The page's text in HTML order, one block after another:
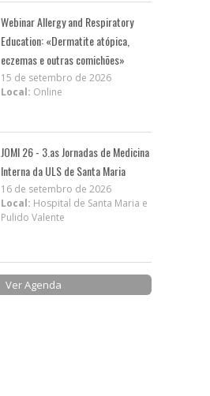
Webinar Allergy and Respiratory
Education: «Dermatite atópica,
eczemas e outras comichões»
15 de setembro de 2026
Local: Online
JOMI 26 - 3.as Jornadas de Medicina
Interna da ULS de Santa Maria
16 de setembro de 2026
Local: Hospital de Santa Maria e
Pulido Valente
Ver Agenda